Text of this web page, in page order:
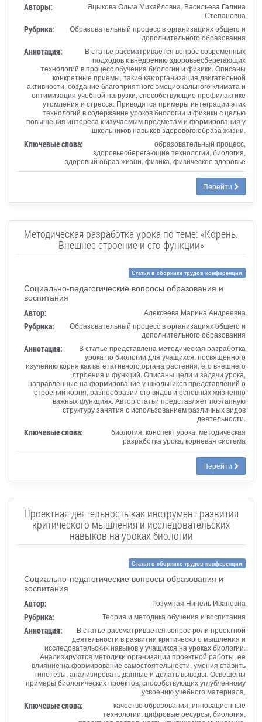
Авторы:
Яцыкова Ольга Михайловна, Васильева Галина
Степановна
Рубрика:
Образовательный процесс в организациях общего и
дополнительного образования
Аннотация:
В статье рассматривается вопрос современных
подходов к внедрению здоровьесберегающих
технологий в процесс обучения биологии и физики. Описаны
конкретные приемы, такие как организация двигательной
активности, создание благоприятного эмоционального климата и
оптимизация учебной нагрузки, способствующие профилактике
утомления и стресса. Приводятся примеры интеграции этих
технологий в содержание уроков биологии и физики с целью
повышения интереса к изучаемым предметам и формирования у
школьников навыков здорового образа жизни.
Ключевые слова:
образовательный процесс,
здоровьесберегающие технологии, биология,
здоровый образ жизни, физика, физическое здоровье
Перейти
Методическая разработка урока по теме: «Корень.
Внешнее строение и его функции»
Статья в сборнике трудов конференции
Социально-педагогические вопросы образования и
воспитания
Автор: Алексеева Марина Андреевна
Рубрика:
Образовательный процесс в организациях общего и
дополнительного образования
Аннотация:
В статье представлена методическая разработка
урока по биологии для учащихся, посвященного
изучению корня как вегетативного органа растения, его внешнего
строения и функций. Описаны цели и задачи урока,
направленные на формирование у школьников представлений о
строении корня, разнообразии его видов и основных жизненно
важных функциях. Автор статьи представляет поэтапную
структуру занятия с использованием различных видов
деятельности.
Ключевые слова:
биология, конспект урока, методическая
разработка урока, корневая система
Перейти
Проектная деятельность как инструмент развития
критического мышления и исследовательских
навыков на уроках биологии
Статья в сборнике трудов конференции
Социально-педагогические вопросы образования и
воспитания
Автор: Розумная Нинель Ивановна
Рубрика: Теория и методика обучения и воспитания
Аннотация:
В статье рассматривается вопрос роли проектной
деятельности в развитии критического мышления и
исследовательских навыков у учащихся на уроках биологии.
Анализируются методики организации проектной работы, ее
влияние на формирование самостоятельности, умения ставить
гипотезы, анализировать данные и делать выводы. Освещены
примеры биологических проектов, способствующих углубленному
усвоению учебного материала.
Ключевые слова:
качество образования, инновационные
технологии, цифровые ресурсы, биология,